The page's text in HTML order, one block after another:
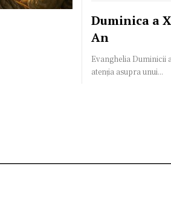
Duminica a
An
Evanghelia Duminicii
atenția asupra unui...